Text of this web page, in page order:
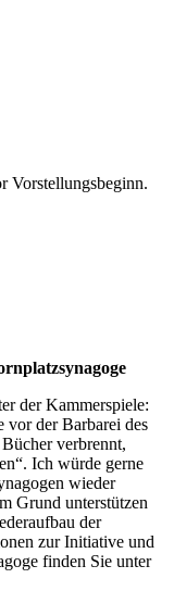
Vorstellungsbeginn.
der Kammerspiele:
vor der Barbarei des
verbrennt,
Ich würde gerne
wieder
Grund unterstützen
der
zur Initiative und
finden Sie unter